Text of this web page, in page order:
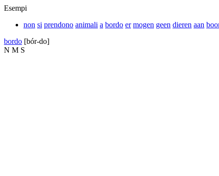
Esempi
non si prendono animali a bordo er mogen geen dieren aan
bordo [bór-do]
N M S